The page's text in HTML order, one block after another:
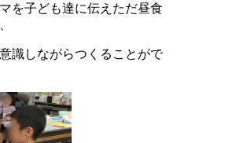
を子ども達に伝えただ昼食
識しながらつくることがで